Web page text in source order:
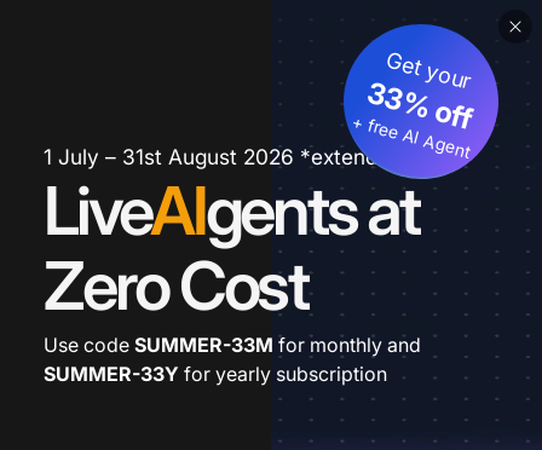
1 July – 31st August 2026 *extended
LiveAIgents at
Zero Cost
Get your
33% off
+ free AI Agent
Use code SUMMER-33M for monthly and
SUMMER-33Y for yearly subscription